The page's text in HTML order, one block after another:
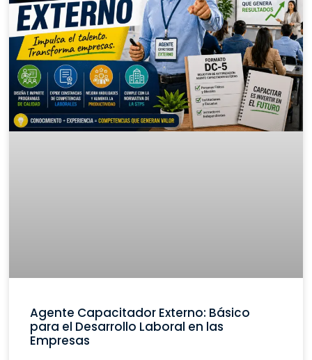
Agente Capacitador Externo: Básico
para el Desarrollo Laboral en las
Empresas